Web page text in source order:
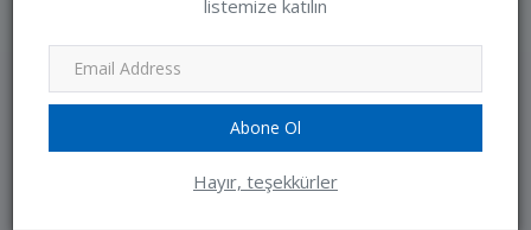
listemize katılın
Abone Ol
Hayır, teşekkürler